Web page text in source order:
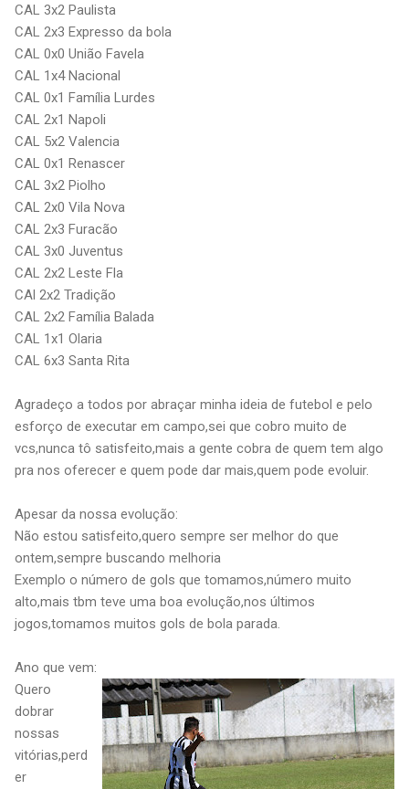
CAL 3x2 Paulista
CAL 2x3 Expresso da bola
CAL 0x0 União Favela
CAL 1x4 Nacional
CAL 0x1 Família Lurdes
CAL 2x1 Napoli
CAL 5x2 Valencia
CAL 0x1 Renascer
CAL 3x2 Piolho
CAL 2x0 Vila Nova
CAL 2x3 Furacão
CAL 3x0 Juventus
CAL 2x2 Leste Fla
CAl 2x2 Tradição
CAL 2x2 Família Balada
CAL 1x1 Olaria
CAL 6x3 Santa Rita
Agradeço a todos por abraçar minha ideia de futebol e pelo
esforço de executar em campo,sei que cobro muito de
vcs,nunca tô satisfeito,mais a gente cobra de quem tem algo
pra nos oferecer e quem pode dar mais,quem pode evoluir.
Apesar da nossa evolução:
Não estou satisfeito,quero sempre ser melhor do que
ontem,sempre buscando melhoria
Exemplo o número de gols que tomamos,número muito
alto,mais tbm teve uma boa evolução,nos últimos
jogos,tomamos muitos gols de bola parada.
Ano que vem:
Quero
dobrar
nossas
vitórias,perd
er